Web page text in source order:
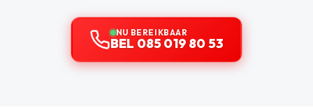
NU BEREIKBAAR
BEL 085 019 80 53